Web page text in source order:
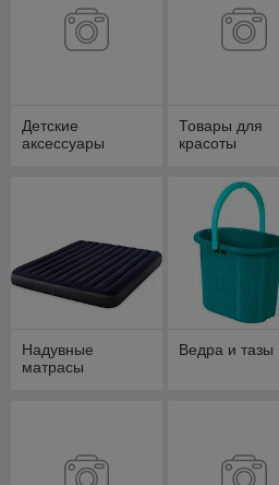
Детские
аксессуары
Товары для
красоты
Надувные
матрасы
Ведра и тазы